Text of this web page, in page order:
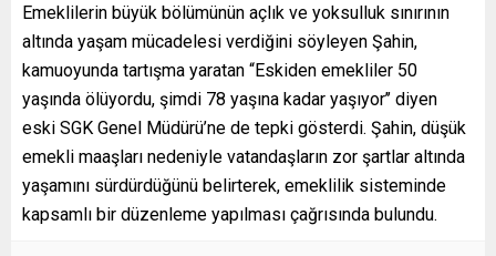
Emeklilerin büyük bölümünün açlık ve yoksulluk sınırının
altında yaşam mücadelesi verdiğini söyleyen Şahin,
kamuoyunda tartışma yaratan “Eskiden emekliler 50
yaşında ölüyordu, şimdi 78 yaşına kadar yaşıyor’’ diyen
eski SGK Genel Müdürü’ne de tepki gösterdi. Şahin, düşük
emekli maaşları nedeniyle vatandaşların zor şartlar altında
yaşamını sürdürdüğünü belirterek, emeklilik sisteminde
kapsamlı bir düzenleme yapılması çağrısında bulundu.